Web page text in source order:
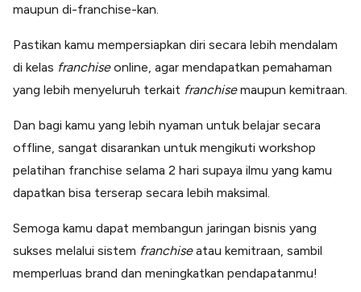
maupun di-franchise-kan.
Pastikan kamu mempersiapkan diri secara lebih mendalam
di kelas franchiseonline, agar mendapatkan pemahaman
yang lebih menyeluruh terkait franchisemaupun kemitraan.
Dan bagi kamu yang lebih nyaman untuk belajar secara
offline, sangat disarankan untuk mengikuti workshop
pelatihan franchise selama 2 hari supaya ilmu yang kamu
dapatkan bisa terserap secara lebih maksimal.
Semoga kamu dapat membangun jaringan bisnis yang
sukses melalui sistem franchiseatau kemitraan, sambil
memperluas brand dan meningkatkan pendapatanmu!